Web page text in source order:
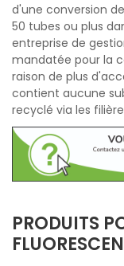
d'une conversion
50 tubes ou plus
entreprise de
mandatée pour la
raison de plus
contient aucune
recyclé via les
PRODUITS